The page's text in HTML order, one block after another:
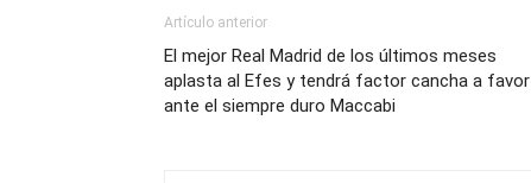
Artículo anterior
El mejor Real Madrid de los últimos meses
aplasta al Efes y tendrá factor cancha a favor
ante el siempre duro Maccabi